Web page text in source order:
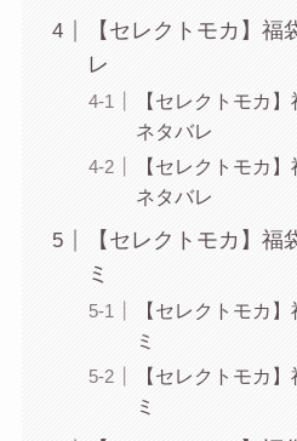
【セレクトモカ】
レ
【セレクトモカ
ネタバレ
【セレクトモカ
ネタバレ
【セレクトモカ】福
ミ
【セレクトモカ
ミ
【セレクトモカ
ミ